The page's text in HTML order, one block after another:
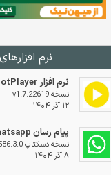
نرم
نرم افزار PotPlayer
نسخه v1.7.22619
۱۲ آذر ۱۴۰۴
پیام رسان Whatsapp
نسخه دسکتاپ v2.2586.3.0
۸ آذر ۱۴۰۴